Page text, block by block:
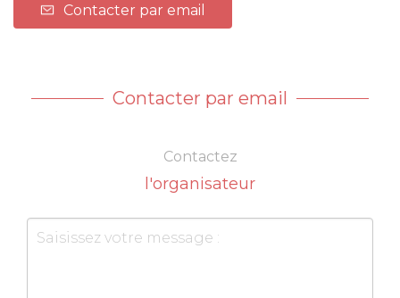
Contacter par email
Contacter par email
Contactez
l'organisateur